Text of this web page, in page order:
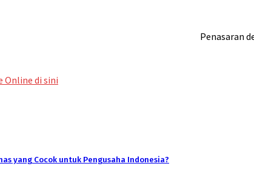
Penasaran
Online di sini
yang Cocok untuk Pengusaha Indonesia?